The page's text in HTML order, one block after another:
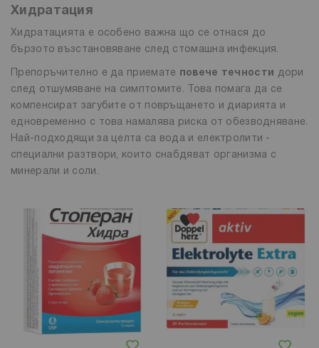
Хидратация
Хидратацията е особено важна що се отнася до
бързото възстановяване след стомашна инфекция.
Препоръчително е да приемате повече течности
дори
след отшумяване на симптомите. Това помага да се
компенсират загубите от повръщането и диарията и
едновременно с това намалява риска от обезводняване.
Най-подходящи за целта са вода и електролити -
специални разтвори, които снабдяват организма с
минерали и соли.